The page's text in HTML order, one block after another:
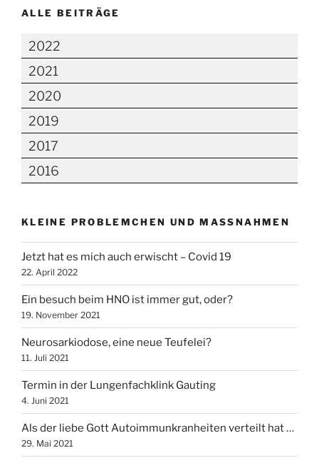
ALLE BEITRÄGE
2022
2021
2020
2019
2017
2016
KLEINE PROBLEMCHEN UND MASSNAHMEN
Jetzt hat es mich auch erwischt – Covid 19
22. April 2022
Ein besuch beim HNO ist immer gut, oder?
19. November 2021
Neurosarkiodose, eine neue Teufelei?
11. Juli 2021
Termin in der Lungenfachklink Gauting
4. Juni 2021
Als der liebe Gott Autoimmunkranheiten verteilt hat …
29. Mai 2021